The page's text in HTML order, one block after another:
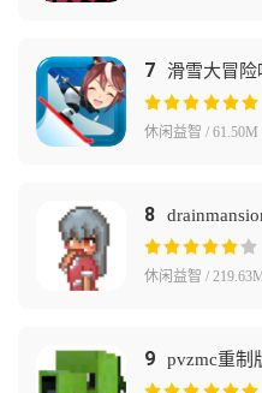
7 滑雪大冒险
休闲益智 / 61.50M
8
休闲益智 /
9 pvzmc重制